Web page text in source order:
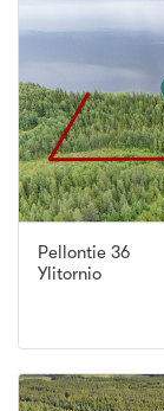
Pellontie 36
Ylitornio